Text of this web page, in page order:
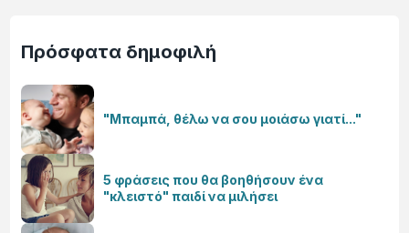
Πρόσφατα δημοφιλή
"Μπαμπά, θέλω να σου μοιάσω γιατί..."
5 φράσεις που θα βοηθήσουν ένα
"κλειστό" παιδί να μιλήσει